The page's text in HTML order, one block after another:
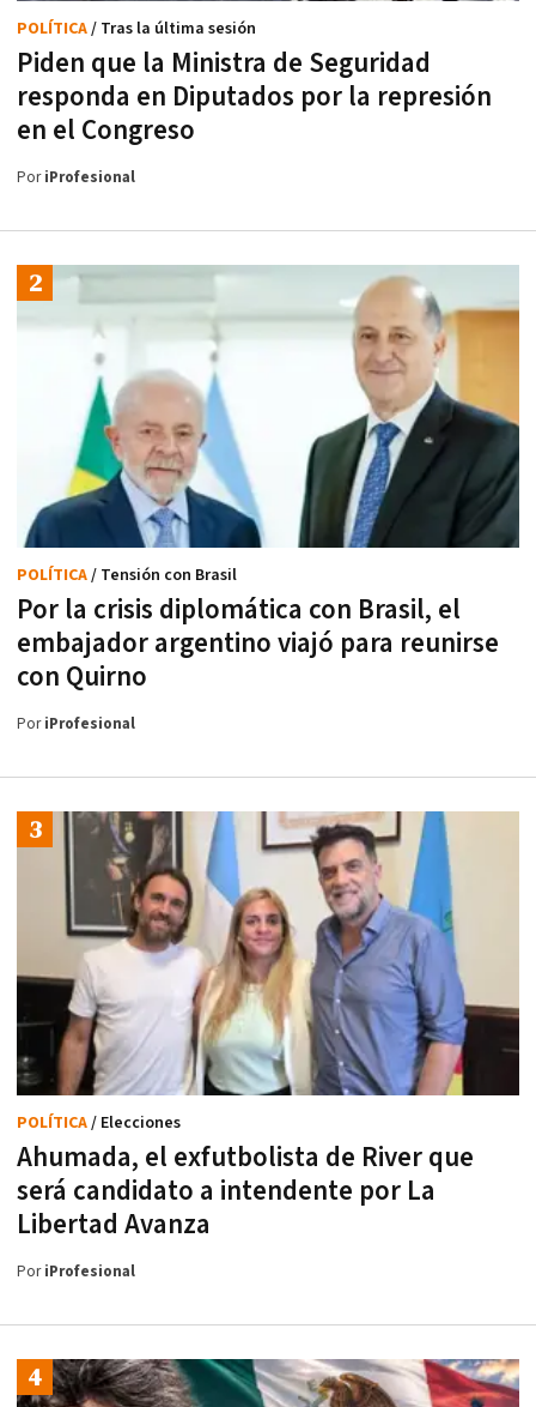
Piden que la Ministra de Seguridad
responda en Diputados por la represión
en el Congreso
POLÍTICA/ Tras la última sesión
PoriProfesional
Por la crisis diplomática con Brasil, el
embajador argentino viajó para reunirse
con Quirno
POLÍTICA/ Tensión con Brasil
PoriProfesional
Ahumada, el exfutbolista de River que
será candidato a intendente por La
Libertad Avanza
POLÍTICA/ Elecciones
PoriProfesional